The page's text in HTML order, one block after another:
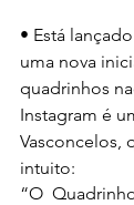
• Está
uma nova
quadrinhos
Instagram é
Vasconcelos,
intuito:
“O